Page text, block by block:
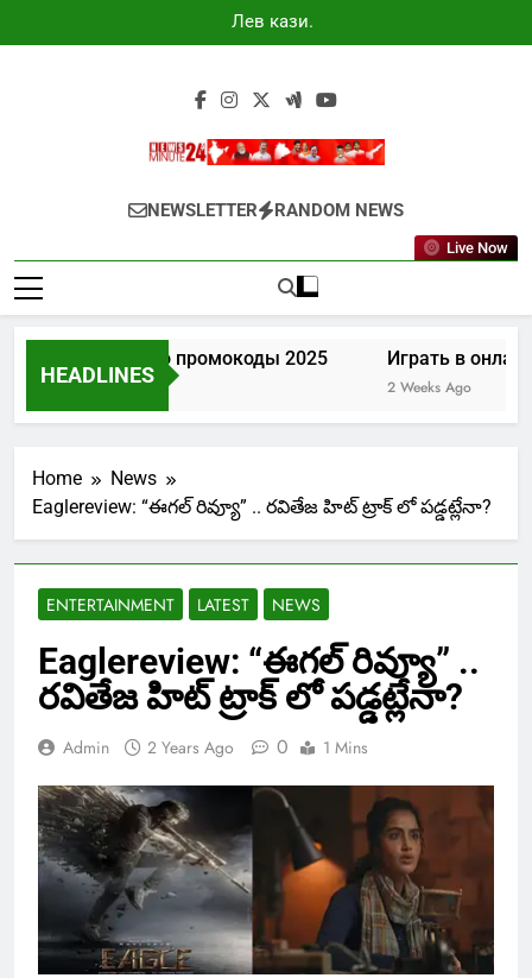
to
Лев казино
промокоды
Newsminute24
Get All Updated Telugu News
NEWSLETTER RANDOM NEWS
Live Now
HEADLINES
Лев казино промокоды 2025
7 Days Ago
Играть в
2 Weeks Ago
Home
News
Eaglereview: “ఈగల్ రివ్యూ” .. రవితేజ హిట్ ట్రాక్ లో పడ్డట్లేనా?
ENTERTAINMENT LATEST NEWS
Eaglereview: “ఈగల్ రివ్యూ” ..
రవితేజ హిట్ ట్రాక్ లో పడ్డట్లేనా?
Admin 2 Years Ago 0 1 Mins